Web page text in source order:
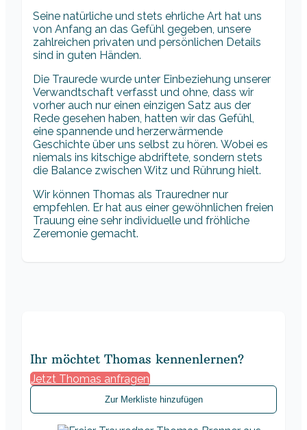
Seine natürliche und stets ehrliche Art hat uns
von Anfang an das Gefühl gegeben, unsere
zahlreichen privaten und persönlichen Details
sind in guten Händen.
Die Traurede wurde unter Einbeziehung unserer
Verwandtschaft verfasst und ohne, dass wir
vorher auch nur einen einzigen Satz aus der
Rede gesehen haben, hatten wir das Gefühl,
eine spannende und herzerwärmende
Geschichte über uns selbst zu hören. Wobei es
niemals ins kitschige abdriftete, sondern stets
die Balance zwischen Witz und Rührung hielt.
Wir können Thomas als Trauredner nur
empfehlen. Er hat aus einer gewöhnlichen freien
Trauung eine sehr individuelle und fröhliche
Zeremonie gemacht.
Ihr möchtet Thomas kennenlernen?
Jetzt Thomas anfragen
Zur Merkliste hinzufügen